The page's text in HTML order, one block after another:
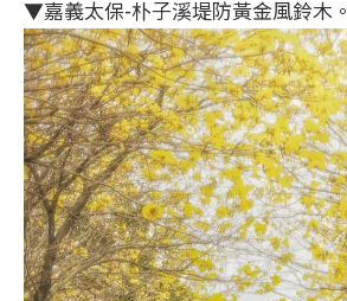
▼嘉義太保-朴子溪堤防黃金風鈴木。